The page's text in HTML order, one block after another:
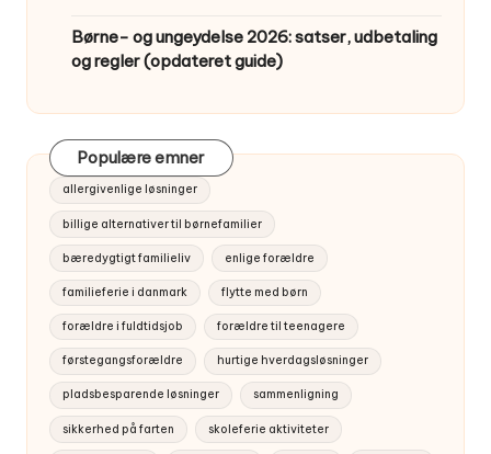
Børne- og ungeydelse 2026: satser, udbetaling
og regler (opdateret guide)
Populære emner
allergivenlige løsninger
billige alternativer til børnefamilier
bæredygtigt familieliv enlige forældre
familieferie i danmark flytte med børn
forældre i fuldtidsjob forældre til teenagere
førstegangsforældre hurtige hverdagsløsninger
pladsbesparende løsninger sammenligning
sikkerhed på farten skoleferie aktiviteter